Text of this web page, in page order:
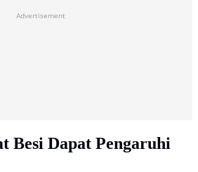
Advertisement
Besi Dapat Pengaruhi